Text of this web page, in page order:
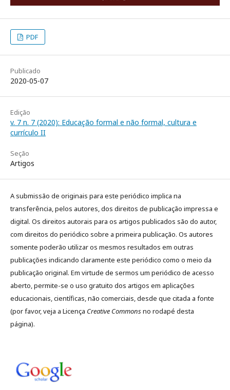
PDF
Publicado
2020-05-07
Edição
v. 7 n. 7 (2020): Educação formal e não formal, cultura e
currículo II
Seção
Artigos
A submissão de originais para este periódico implica na
transferência, pelos autores, dos direitos de publicação impressa e
digital. Os direitos autorais para os artigos publicados são do autor,
com direitos do periódico sobre a primeira publicação. Os autores
somente poderão utilizar os mesmos resultados em outras
publicações indicando claramente este periódico como o meio da
publicação original. Em virtude de sermos um periódico de acesso
aberto, permite-se o uso gratuito dos artigos em aplicações
educacionais, científicas, não comerciais, desde que citada a fonte
(por favor, veja a Licença Creative Commonsno rodapé desta
página).